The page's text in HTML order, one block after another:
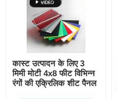
कास्ट उत्पादन के लिए 3
मिमी मोटी 4x8 फीट विभिन्न
रंगों की एक्रिलिक शीट पैनल